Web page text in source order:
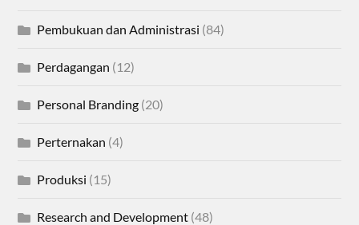
Pembukuan dan Administrasi (84)
Perdagangan (12)
Personal Branding (20)
Perternakan (4)
Produksi (15)
Research and Development (48)